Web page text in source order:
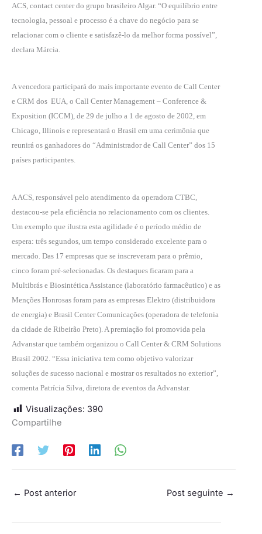
ACS, contact center do grupo brasileiro Algar. “O equilíbrio entre
tecnologia, pessoal e processo é a chave do negócio para se
relacionar com o cliente e satisfazê-lo da melhor forma possível”,
declara Márcia.
A vencedora participará do mais importante evento de Call Center
e CRM dos EUA, o Call Center Management – Conference &
Exposition (ICCM), de 29 de julho a 1 de agosto de 2002, em
Chicago, Illinois e representará o Brasil em uma cerimônia que
reunirá os ganhadores do “Administrador de Call Center” dos 15
países participantes.
A ACS, responsável pelo atendimento da operadora CTBC,
destacou-se pela eficiência no relacionamento com os clientes.
Um exemplo que ilustra esta agilidade é o período médio de
espera: três segundos, um tempo considerado excelente para o
mercado. Das 17 empresas que se inscreveram para o prêmio,
cinco foram pré-selecionadas. Os destaques ficaram para a
Multibrás e Biosintética Assistance (laboratório farmacêutico) e as
Menções Honrosas foram para as empresas Elektro (distribuidora
de energia) e Brasil Center Comunicações (operadora de telefonia
da cidade de Ribeirão Preto). A premiação foi promovida pela
Advanstar que também organizou o Call Center & CRM Solutions
Brasil 2002. “Essa iniciativa tem como objetivo valorizar
soluções de sucesso nacional e mostrar os resultados no exterior”,
comenta Patrícia Silva, diretora de eventos da Advanstar.
Visualizações: 390
Compartilhe
← Post anterior Post seguinte →